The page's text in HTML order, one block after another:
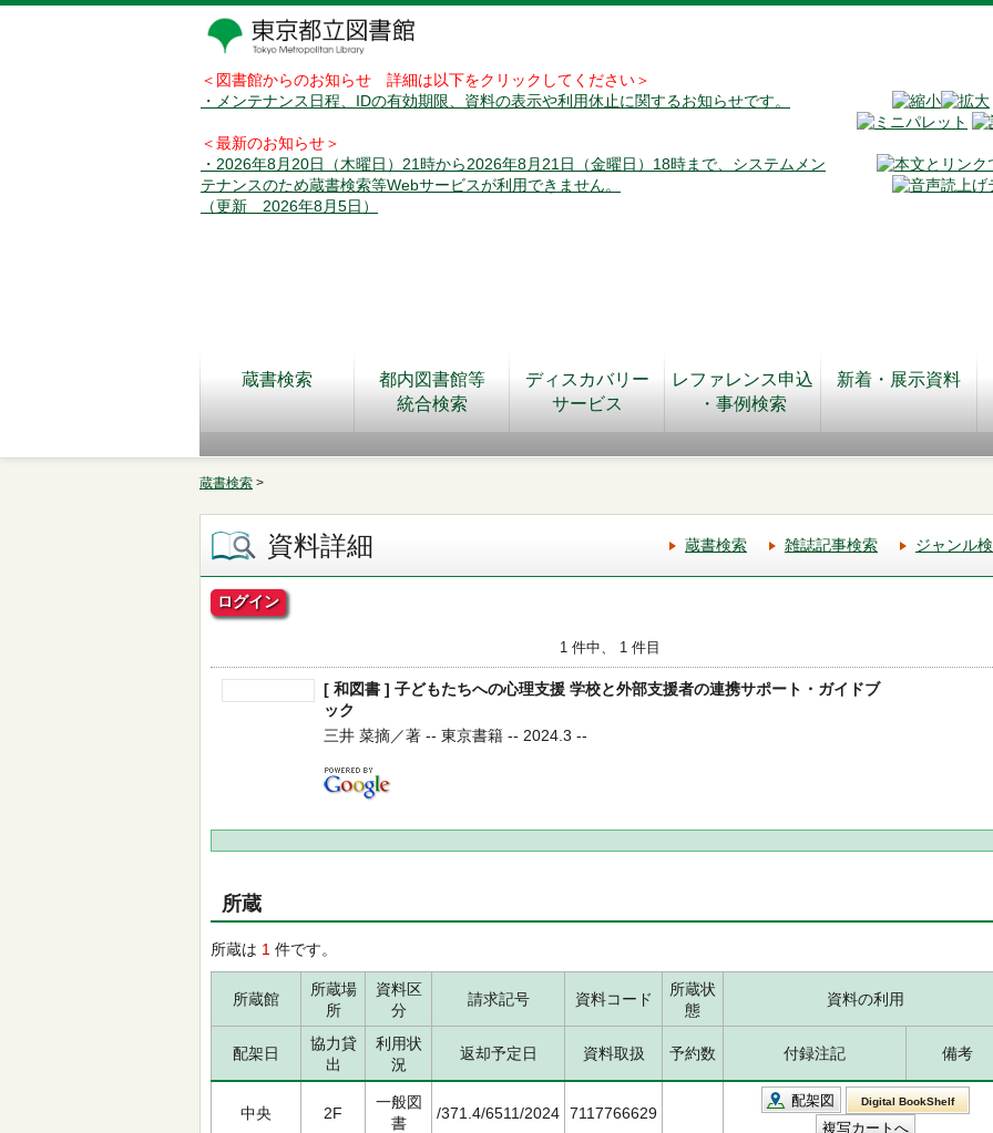
＜図書館からのお知らせ 詳細は以下をクリックしてください＞
・メンテナンス日程、IDの有効期限、資料の表示や利用休止に関するお知らせです。
＜最新のお知らせ＞
・2026年8月20日（木曜日）21時から2026年8月21日（金曜日）18時まで、システムメン
テナンスのため蔵書検索等Webサービスが利用できません。
（更新 2026年8月5日）
蔵書検索
都内図書館等
統合検索
ディスカバリー
サービス
レファレンス申込
・事例検索
新着・展示資料
蔵書検索 >
資料詳細 蔵書検索 雑誌記事検索 ジャンル
ログイン
1 件中、 1 件目
[ 和図書 ] 子どもたちへの心理支援 学校と外部支援者の連携サポート・ガイドブ
ック
三井 菜摘／著 -- 東京書籍 -- 2024.3 --
所蔵
所蔵は 1 件です。
所蔵館
所蔵場
所
資料区
分
請求記号 資料コード
所蔵状
態
資料の利用
配架日
協力貸
出
利用状
況
返却予定日 資料取扱 予約数 付録注記 備考
中央 2F
一般図
書
/371.4/6511/2024 7117766629
配架図 Digital BookShelf